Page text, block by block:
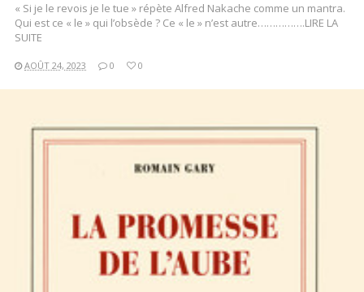
« Si je le revois je le tue » répète Alfred Nakache comme un mantra.
Qui est ce « le » qui l’obsède ? Ce « le » n’est autre…………….LIRE LA
SUITE
AOÛT 24, 2023 0 0